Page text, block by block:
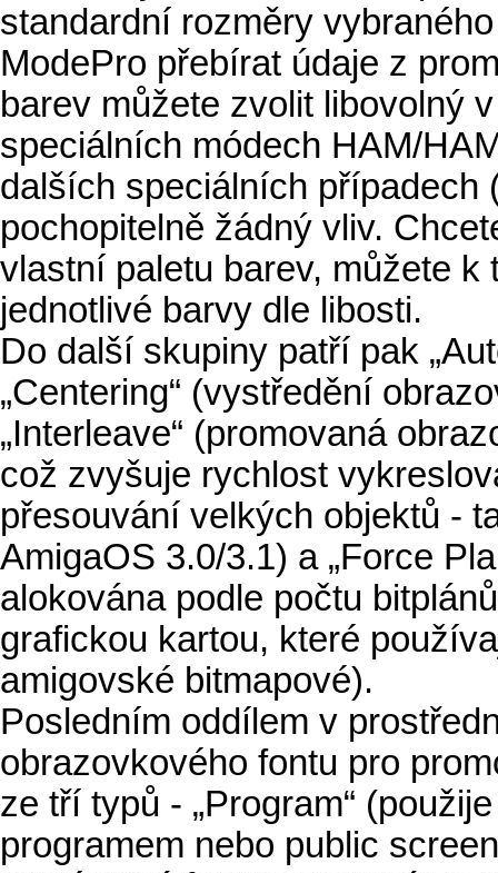
standardní rozměry
ModePro přebírat údaje z
barev můžete zvolit libovolný
speciálních módech HAM/
dalších speciálních případech
pochopitelně žádný vliv.
vlastní paletu barev, můžete k
jednotlivé barvy dle libosti.
Do další skupiny patří pak
„Centering“ (vystředění
„Interleave“ (promovaná
což zvyšuje rychlost
přesouvání velkých objektů -
AmigaOS 3.0/3.1) a „Force
alokována podle počtu
grafickou kartou, které
amigovské bitmapové).
Posledním oddílem v
obrazovkového fontu pro
ze tří typů - „Program“
programem nebo public